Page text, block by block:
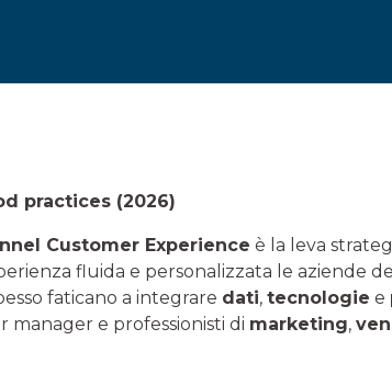
practices (2026)
Customer Experience è la leva
fluida e personalizzata le aziende
faticano a integrare dati, tecnologie e
manager e professionisti di marketing,